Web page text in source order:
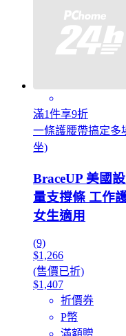
滿1件享9折
一條護腰帶搞定多
坐)
BraceUP 美國
量支撐條 工作
女生適用
(9)
$1,266
(售價已折)
$1,407
折價券
P幣
滿額贈